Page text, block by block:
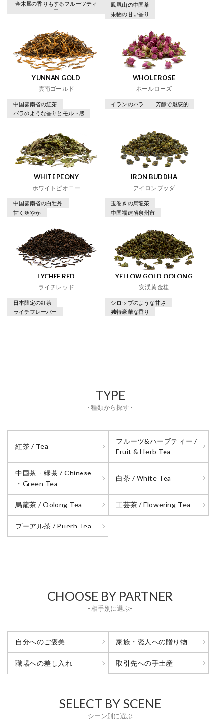
金木犀の香りもするフルーツティ
ー
鳳凰山の中国茶
果物の甘い香り
YUNNAN GOLD
雲南ゴールド
中国雲南省の紅茶
バラのような香りとモルト感
WHOLE ROSE
ホールローズ
イランのバラ 芳醇で魅惑的
WHITE PEONY
ホワイトピオニー
中国雲南省の白牡丹
甘く爽やか
IRON BUDDHA
アイロンブッダ
玉巻きの烏龍茶
中国福建省泉州市
LYCHEE RED
ライチレッド
日本限定の紅茶
ライチフレーバー
YELLOW GOLD OOLONG
安渓黄金桂
シロップのような甘さ
独特豪華な香り
TYPE
- 種類から探す -
紅茶 / Tea
フルーツ&ハーブティー /
Fruit & Herb Tea
中国茶・緑茶 / Chinese
・Green Tea
白茶 / White Tea
烏龍茶 / Oolong Tea 工芸茶 / Flowering Tea
プーアル茶 / Puerh Tea
CHOOSE BY PARTNER
- 相手別に選ぶ-
自分へのご褒美 家族・恋人への贈り物
職場への差し入れ 取引先への手土産
SELECT BY SCENE
- シーン別に選ぶ -